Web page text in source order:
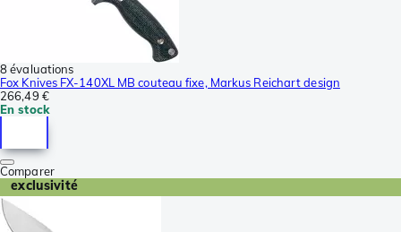
8 évaluations
Fox Knives FX-140XL MB couteau fixe, Markus Reichart design
266,49 €
En stock
Comparer
exclusivité